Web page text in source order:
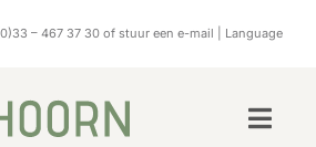
– 467 37 30 of stuureen e-mail Language